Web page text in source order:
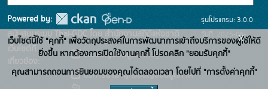
Powered by:
สนับสนุนระบบ Thai-GDC โดย สำนักงานสถิติแห่งชาติ
เว็บไซต์ที่
เกี่ยวข้อง:
ระบบบัญชีข้อมูลภาครัฐ
บริการนามานุกรมบัญชีข้อมูลภาค
รุ่นโปรแกรม: 3.0.0
วันที่: 2025-06-
26
เว็บไซต์นี้ใช้ "คุกกี้" เพื่อวัตถุประสงค์ในการพัฒนาการเข้าถึงบริการของผู้ใช้ให้ดี
ยิ่งขึ้น หากต้องการเปิดใช้งานคุกกี้ โปรดคลิก "ยอมรับคุกกี้"
คุณสามารถถอนการยินยอมของคุณได้ตลอดเวลา โดยไปที่ "การตั้งค่าคุกกี้"
x